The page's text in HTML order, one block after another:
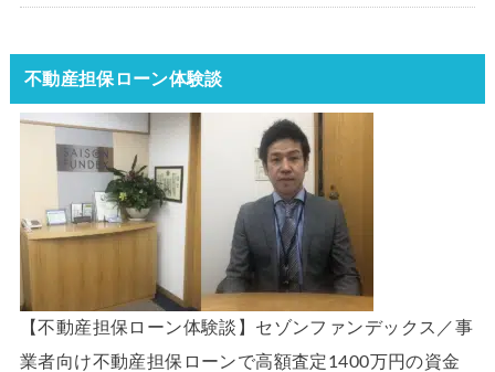
不動産担保ローン体験談
【不動産担保ローン体験談】セゾンファンデックス／事
業者向け不動産担保ローンで高額査定1400万円の資金